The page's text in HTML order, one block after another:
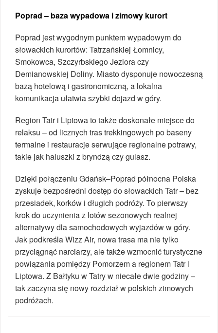
Poprad – baza wypadowa i zimowy kurort
Poprad jest wygodnym punktem wypadowym do
słowackich kurortów: Tatrzańskiej Łomnicy,
Smokowca, Szczyrbskiego Jeziora czy
Demianowskiej Doliny. Miasto dysponuje nowoczesną
bazą hotelową i gastronomiczną, a lokalna
komunikacja ułatwia szybki dojazd w góry.
Region Tatr i Liptowa to także doskonałe miejsce do
relaksu – od licznych tras trekkingowych po baseny
termalne i restauracje serwujące regionalne potrawy,
takie jak haluszki z bryndzą czy gulasz.
Dzięki połączeniu Gdańsk–Poprad północna Polska
zyskuje bezpośredni dostęp do słowackich Tatr – bez
przesiadek, korków i długich podróży. To pierwszy
krok do uczynienia z lotów sezonowych realnej
alternatywy dla samochodowych wyjazdów w góry.
Jak podkreśla Wizz Air, nowa trasa ma nie tylko
przyciągnąć narciarzy, ale także wzmocnić turystyczne
powiązania pomiędzy Pomorzem a regionem Tatr i
Liptowa. Z Bałtyku w Tatry w niecałe dwie godziny –
tak zaczyna się nowy rozdział w polskich zimowych
podróżach.